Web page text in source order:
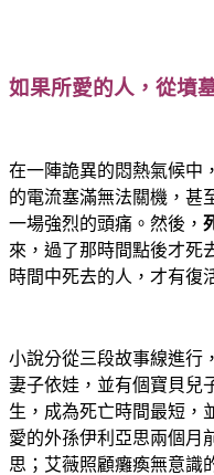
如果所愛的人，從墳
在一陣詭異的悶熱氣候中
的電流塞滿無法關機，甚
一場強烈的頭痛。然後，
來，過了那時間點後才死
時間中死去的人，才有復
小說分從三段故事線進行
妻子依娃，並有個寶貝兒
生，成為死亡時間最短，
愛的外孫伊利亞思兩個月
思；艾薇照顧癱瘓無意識